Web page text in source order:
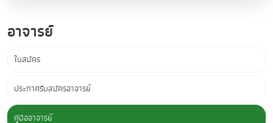
อาจารย์
ใบสมัคร
ประกาศรับสมัครอาจารย์
คู่มืออาจารย์